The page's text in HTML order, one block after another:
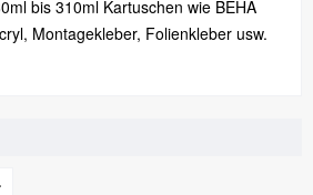
bis 310ml Kartuschen wie BEHA
Montagekleber, Folienkleber usw.